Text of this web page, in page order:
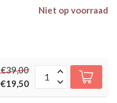
Niet op voorraad
€39,00
€19,50